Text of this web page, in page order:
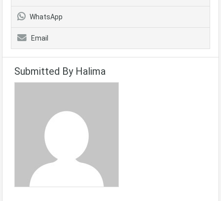
WhatsApp
Email
Submitted By Halima